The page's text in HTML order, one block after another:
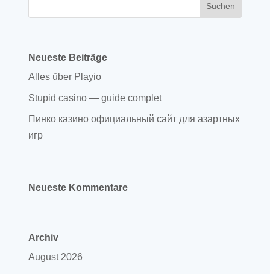
Neueste Beiträge
Alles über Playio
Stupid casino — guide complet
Пинко казино официальный сайт для азартных
игр
Neueste Kommentare
Archiv
August 2026